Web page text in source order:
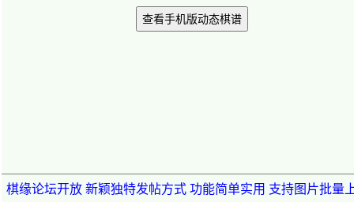
查看手机版动态棋谱
棋缘论坛开放 新颖独特发帖方式 功能简单实用 支持图片批量